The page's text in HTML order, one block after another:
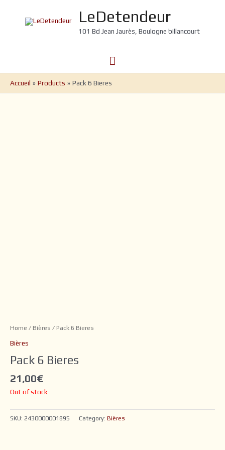
LeDetendeur
101 Bd Jean Jaurès, Boulogne billancourt
Menu
principal
Accueil Products Pack 6 Bieres
Home / Bières / Pack 6 Bieres
Bières
Pack 6 Bieres
21,00€
Out of stock
SKU: 2430000001895 Category: Bières